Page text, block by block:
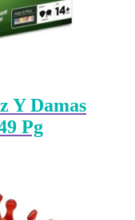
Y Damas
Pg